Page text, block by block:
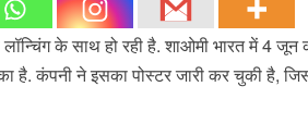
के साथ हो रही है. शाओमी भारत में 4
है. कंपनी ने इसका पोस्टर जारी कर चुकी है,